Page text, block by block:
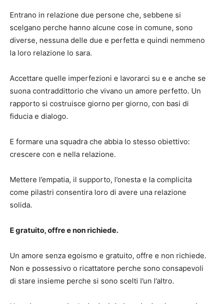
Entrano in relazione due persone che, sebbene si
scelgano perche hanno alcune cose in comune, sono
diverse, nessuna delle due e perfetta e quindi nemmeno
la loro relazione lo sara.
Accettare quelle imperfezioni e lavorarci su e e anche se
suona contraddittorio che vivano un amore perfetto. Un
rapporto si costruisce giorno per giorno, con basi di
fiducia e dialogo.
E formare una squadra che abbia lo stesso obiettivo:
crescere con e nella relazione.
Mettere l’empatia, il supporto, l’onesta e la complicita
come pilastri consentira loro di avere una relazione
solida.
E gratuito, offre e non richiede.
Un amore senza egoismo e gratuito, offre e non richiede.
Non e possessivo o ricattatore perche sono consapevoli
di stare insieme perche si sono scelti l’un l’altro.